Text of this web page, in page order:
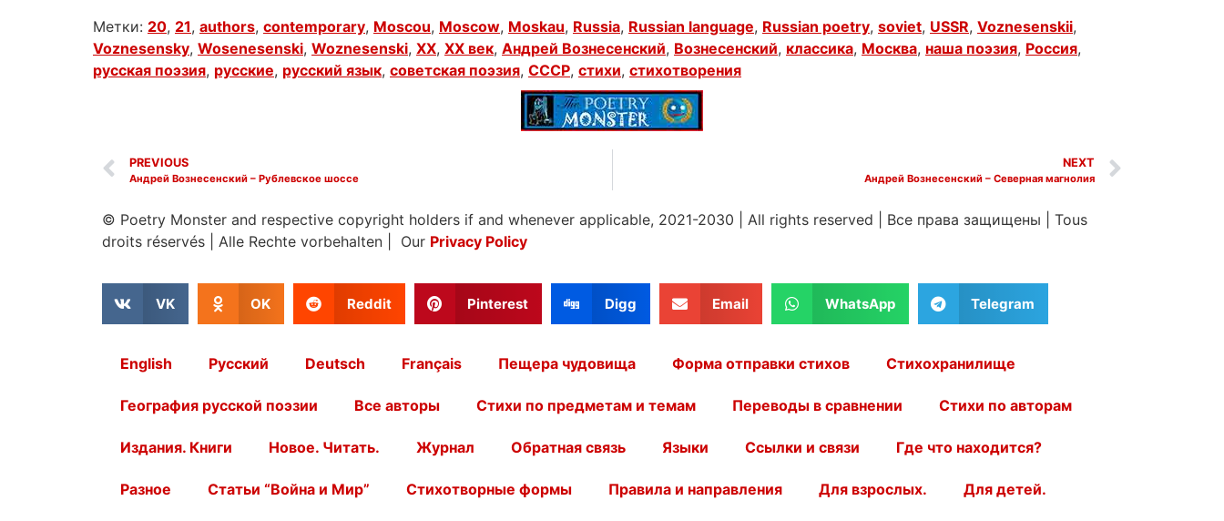
Метки: 20, 21, authors, contemporary, Moscou, Moscow, Moskau, Russia, Russian language, Russian poetry, soviet, USSR, Voznesenskii,
Voznesensky, Wosenesenski, Woznesenski, XX, XX век, Андрей Вознесенский, Вознесенский, классика, Москва, наша поэзия, Россия,
русская поэзия, русские, русский язык, советская поэзия, СССР, стихи, стихотворения
PREVIOUS
Андрей Вознесенский – Рублевское шоссе
NEXT
Андрей Вознесенский – Северная магнолия
© Poetry Monster and respective copyright holders if and whenever applicable, 2021-2030 All rights reserved Все права защищены
Tous
droits réservés
Alle Rechte vorbehalten | Our Privacy Policy
VK OK Reddit Pinterest Digg Email WhatsApp Telegram
English Русский Deutsch Français Пещера чудовища Форма отправки стихов Стихохранилище
География русской поэзии Все авторы Стихи по предметам и темам Переводы в сравнении Стихи по авторам
Издания. Книги Новое. Читать. Журнал Обратная связь Языки Ссылки и связи Где что находится?
Разное Статьи “Война и Мир” Стихотворные формы Правила и направления Для взрослых. Для детей.